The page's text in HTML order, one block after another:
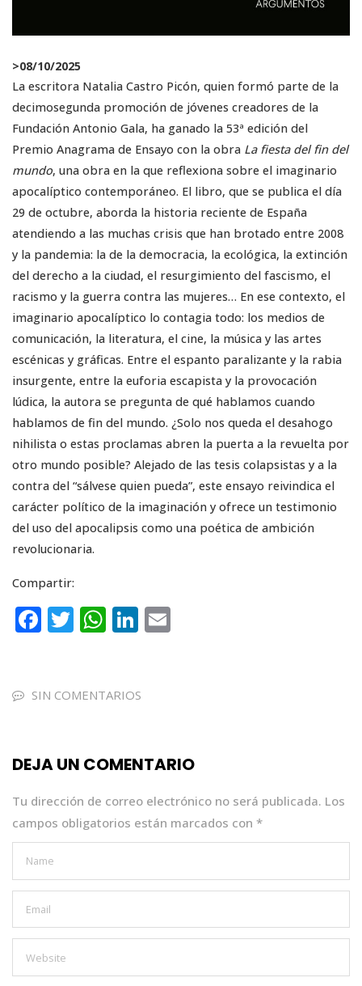
>08/10/2025
La escritora Natalia Castro Picón, quien formó parte de la
decimosegunda promoción de jóvenes creadores de la
Fundación Antonio Gala, ha ganado la 53ª edición del
Premio Anagrama de Ensayo con la obra La fiesta del fin del
mundo, una obra en la que reflexiona sobre el imaginario
apocalíptico contemporáneo. El libro, que se publica el día
29 de octubre, aborda la historia reciente de España
atendiendo a las muchas crisis que han brotado entre 2008
y la pandemia: la de la democracia, la ecológica, la extinción
del derecho a la ciudad, el resurgimiento del fascismo, el
racismo y la guerra contra las mujeres… En ese contexto, el
imaginario apocalíptico lo contagia todo: los medios de
comunicación, la literatura, el cine, la música y las artes
escénicas y gráficas. Entre el espanto paralizante y la rabia
insurgente, entre la euforia escapista y la provocación
lúdica, la autora se pregunta de qué hablamos cuando
hablamos de fin del mundo. ¿Solo nos queda el desahogo
nihilista o estas proclamas abren la puerta a la revuelta por
otro mundo posible? Alejado de las tesis colapsistas y a la
contra del “sálvese quien pueda”, este ensayo reivindica el
carácter político de la imaginación y ofrece un testimonio
del uso del apocalipsis como una poética de ambición
revolucionaria.
Compartir:
F
e
o
k
T
te
W
ts
p
Li
e
SIN COMENTARIOS
DEJA UN COMENTARIO
Tu dirección de correo electrónico no será publicada. Los
campos obligatorios están marcados con *